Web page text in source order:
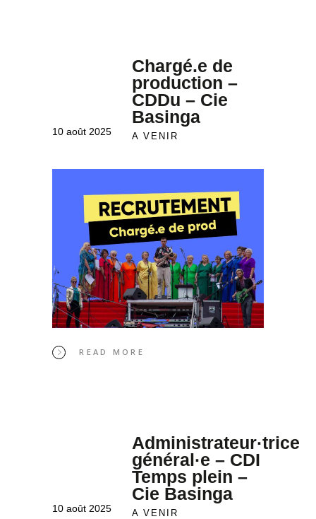
10 août 2025
Chargé.e de
production –
CDDu – Cie
Basinga
A VENIR
READ MORE
10 août 2025
Administrateur·trice
général·e – CDI
Temps plein –
Cie Basinga
A VENIR